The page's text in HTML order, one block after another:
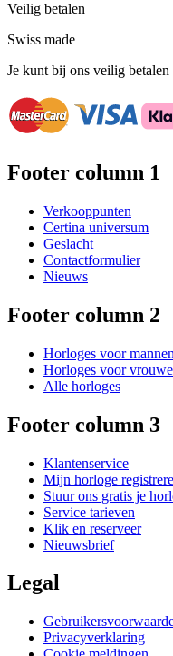
Veilig betalen
Swiss made
Je kunt bij ons veilig
Footer column 1
Verkooppunten
Certina universum
Geslacht
Contactformulier
Nieuws
Footer column 2
Horloges voor mannen
Horloges voor
Alle horloges
Footer column 3
Klantenservice
Mijn horloge
Stuur ons gratis je
Service tarieven
Klik en reserveer
Nieuwsbrief
Legal
Privacyverklaring